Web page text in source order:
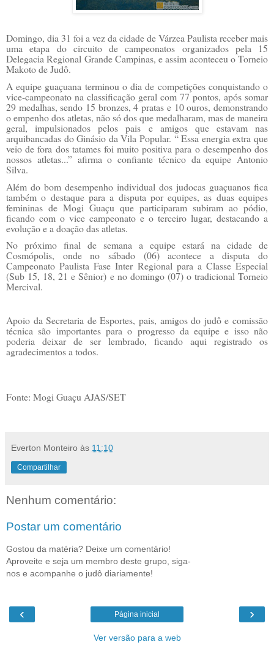
Domingo, dia 31 foi a vez da cidade de Várzea Paulista receber mais
uma etapa do circuito de campeonatos organizados pela 15
Delegacia Regional Grande Campinas, e assim aconteceu o Torneio
Makoto de Judô.
A equipe guaçuana terminou o dia de competições conquistando o
vice-campeonato na classificação geral com 77 pontos, após somar
29 medalhas, sendo 15 bronzes, 4 pratas e 10 ouros, demonstrando
o empenho dos atletas, não só dos que medalharam, mas de maneira
geral, impulsionados pelos pais e amigos que estavam nas
arquibancadas do Ginásio da Vila Popular. “ Essa energia extra que
veio de fora dos tatames foi muito positiva para o desempenho dos
nossos atletas...” afirma o confiante técnico da equipe Antonio
Silva.
Além do bom desempenho individual dos judocas guaçuanos fica
também o destaque para a disputa por equipes, as duas equipes
femininas de Mogi Guaçu que participaram subiram ao pódio,
ficando com o vice campeonato e o terceiro lugar, destacando a
evolução e a doação das atletas.
No próximo final de semana a equipe estará na cidade de
Cosmópolis, onde no sábado (06) acontece a disputa do
Campeonato Paulista Fase Inter Regional para a Classe Especial
(Sub 15, 18, 21 e Sênior) e no domingo (07) o tradicional Torneio
Mercival.
Apoio da Secretaria de Esportes, pais, amigos do judô e comissão
técnica são importantes para o progresso da equipe e isso não
poderia deixar de ser lembrado, ficando aqui registrado os
agradecimentos a todos.
Fonte: Mogi Guaçu AJAS/SET
Everton Monteiro às 11:10
Compartilhar
Nenhum comentário:
Postar um comentário
Gostou da matéria? Deixe um comentário!
Aproveite e seja um membro deste grupo, siga-
nos e acompanhe o judô diariamente!
‹ ›
Página inicial
Ver versão para a web